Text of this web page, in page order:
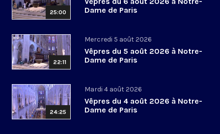
25:00
Dame de Paris
22:11
Mercredi 5 août 2026
Vêpres du 5 août 2026 à Notre-
Dame de Paris
24:25
Mardi 4 août 2026
Vêpres du 4 août 2026 à Notre-
Dame de Paris